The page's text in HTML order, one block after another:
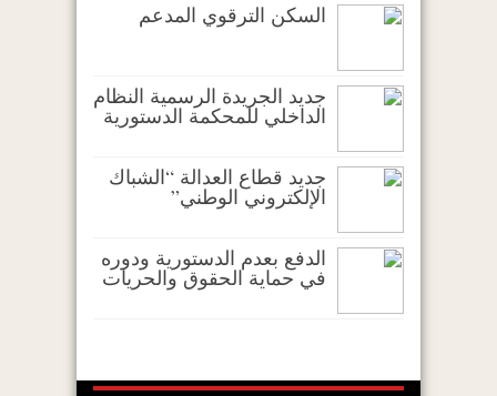
السكن الترقوي المدعم
جديد الجريدة الرسمية النظام
الداخلي للمحكمة الدستورية
جديد قطاع العدالة “الشباك
الإلكتروني الوطني”
الدفع بعدم الدستورية ودوره
في حماية الحقوق والحريات